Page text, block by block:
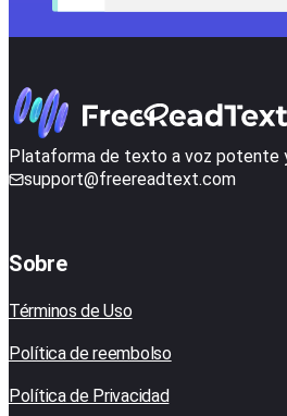
Plataforma de texto a voz potente
support@freereadtext.com
Sobre
Términos de Uso
Política de reembolso
Política de Privacidad